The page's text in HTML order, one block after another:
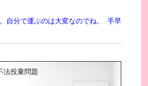
自分で運ぶのは大変なのでね。 手早